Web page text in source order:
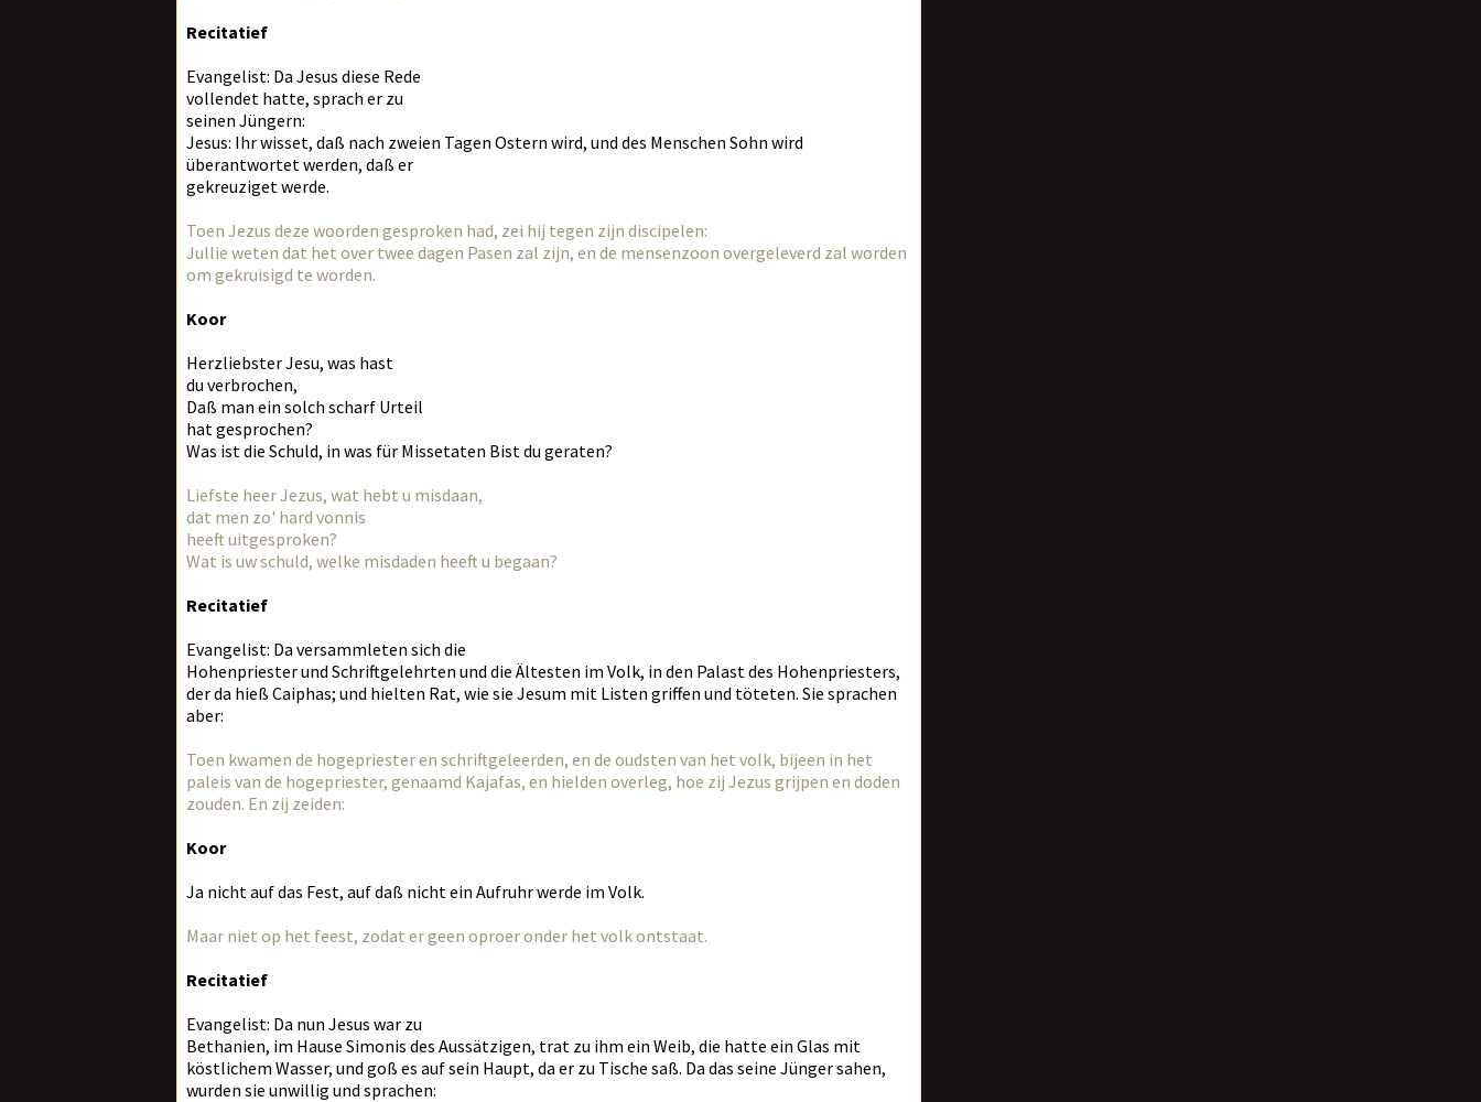
Recitatief
Evangelist: Da Jesus diese Rede
vollendet hatte, sprach er zu
seinen Jüngern:
Jesus: Ihr wisset, daß nach zweien Tagen Ostern wird, und des Menschen Sohn wird
überantwortet werden, daß er
gekreuziget werde.
Toen Jezus deze woorden gesproken had, zei hij tegen zijn discipelen:
Jullie weten dat het over twee dagen Pasen zal zijn, en de mensenzoon overgeleverd zal worden
om gekruisigd te worden.
Koor
Herzliebster Jesu, was hast
du verbrochen,
Daß man ein solch scharf Urteil
hat gesprochen?
Was ist die Schuld, in was für Missetaten Bist du geraten?
Liefste heer Jezus, wat hebt u misdaan,
dat men zo' hard vonnis
heeft uitgesproken?
Wat is uw schuld, welke misdaden heeft u begaan?
Recitatief
Evangelist: Da versammleten sich die
Hohenpriester und Schriftgelehrten und die Ältesten im Volk, in den Palast des Hohenpriesters,
der da hieß Caiphas; und hielten Rat, wie sie Jesum mit Listen griffen und töteten. Sie sprachen
aber:
Toen kwamen de hogepriester en schriftgeleerden, en de oudsten van het volk, bijeen in het
paleis van de hogepriester, genaamd Kajafas, en hielden overleg, hoe zij Jezus grijpen en doden
zouden. En zij zeiden:
Koor
Ja nicht auf das Fest, auf daß nicht ein Aufruhr werde im Volk.
Maar niet op het feest, zodat er geen oproer onder het volk ontstaat.
Recitatief
Evangelist: Da nun Jesus war zu
Bethanien, im Hause Simonis des Aussätzigen, trat zu ihm ein Weib, die hatte ein Glas mit
köstlichem Wasser, und goß es auf sein Haupt, da er zu Tische saß. Da das seine Jünger sahen,
wurden sie unwillig und sprachen: